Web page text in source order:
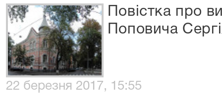
Повістка про
Поповича
22 березня 2017, 15:55